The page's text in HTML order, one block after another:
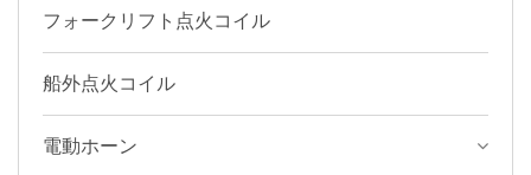
フォークリフト点火コイル
船外点火コイル
電動ホーン